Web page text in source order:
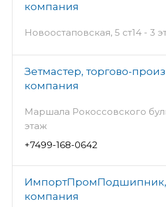
компания
Новоостаповская, 5 ст14 - 3
Зетмастер, торгово-
компания
Маршала Рокоссовского
этаж
+7499-168-0642
ИмпортПромПодшипник,
компания